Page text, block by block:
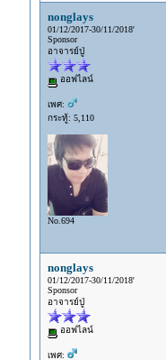
nonglays
01/12/2017-30/11/2018'
Sponsor
อาจารย์ปู่
ออฟไลน์
เพศ:
กระทู้: 5,110
No.694
nonglays
01/12/2017-30/11/2018'
Sponsor
อาจารย์ปู่
ออฟไลน์
เพศ: